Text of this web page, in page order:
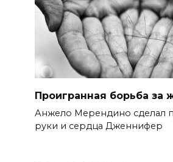
Проигранная борьба за
Анжело Мерендино сделал
руки и сердца Дженнифер